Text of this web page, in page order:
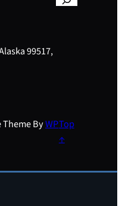
99517,
Theme ByWPTop
↑